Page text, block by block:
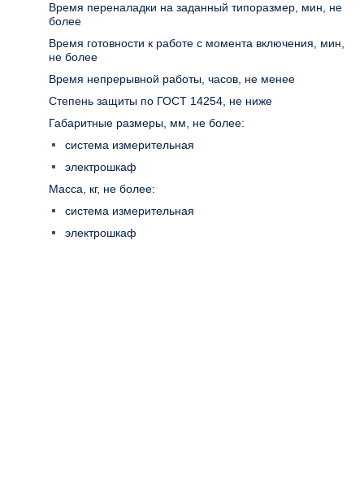
Время переналадки на заданный типоразмер, мин, не
более
Время готовности к работе с момента включения, мин,
не более
Время непрерывной работы, часов, не менее
Степень защиты по ГОСТ 14254, не ниже
Габаритные размеры, мм, не более:
система измерительная
электрошкаф
Масса, кг, не более:
система измерительная
электрошкаф